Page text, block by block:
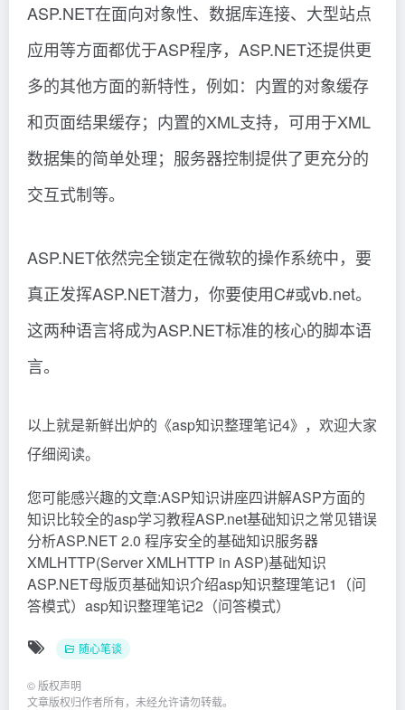
ASP.NET在面向对象性、数据库连接、大型站点
应用等方面都优于ASP程序，ASP.NET还提供更
多的其他方面的新特性，例如：内置的对象缓存
和页面结果缓存；内置的XML支持，可用于XML
数据集的简单处理；服务器控制提供了更充分的
交互式制等。
ASP.NET依然完全锁定在微软的操作系统中，要
真正发挥ASP.NET潜力，你要使用C#或vb.net。
这两种语言将成为ASP.NET标准的核心的脚本语
言。
以上就是新鲜出炉的《asp知识整理笔记4》，欢迎大家
仔细阅读。
您可能感兴趣的文章:ASP知识讲座四讲解ASP方面的
知识比较全的asp学习教程ASP.net基础知识之常见错误
分析ASP.NET 2.0 程序安全的基础知识服务器
XMLHTTP(Server XMLHTTP in ASP)基础知识
ASP.NET母版页基础知识介绍asp知识整理笔记1（问
答模式）asp知识整理笔记2（问答模式）
随心笔谈
© 版权声明
文章版权归作者所有，未经允许请勿转载。